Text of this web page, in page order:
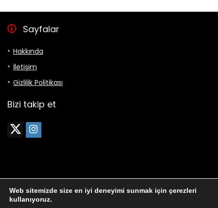
Sayfalar
Hakkında
İletişim
Gizlilik Politikası
Bizi takip et
en-iyi.com.tr | Harika şeyler olacak.
Web sitemizde size en iyi deneyimi sunmak için çerezleri
kullanıyoruz.